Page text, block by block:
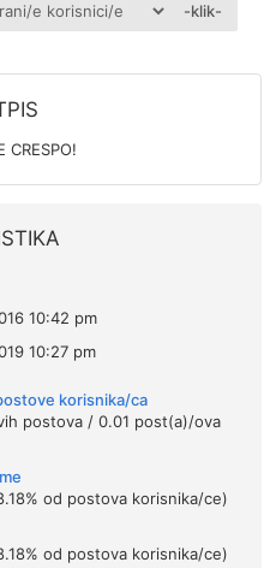
-klik-
CRESPO!
10:42 pm
10:27 pm
korisnika/ca
postova / 0.01 post(a)/ova
od postova korisnika/ce)
od postova korisnika/ce)